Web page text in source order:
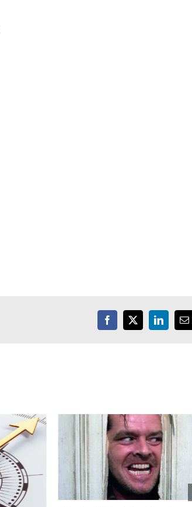
Facebook
X LinkedIn